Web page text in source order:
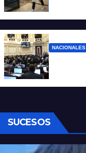
NACIONALES
Senado
SUCESOS